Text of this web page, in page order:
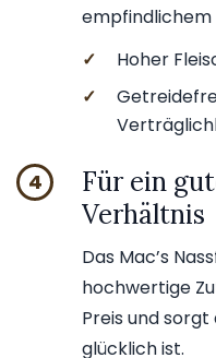
empfindlichem
✓
Hoher
✓
4
Für ein
Verhältnis
Das Mac’s
hochwertige
Preis und
glücklich ist.